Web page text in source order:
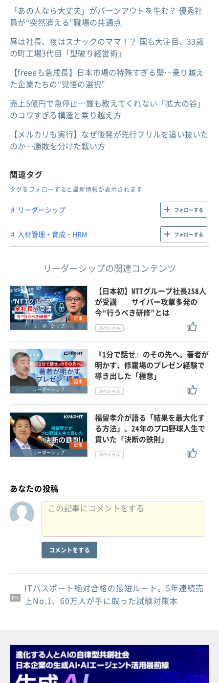
「あの人なら大丈夫」がバーンアウトを生む？ 優秀社
員が“突然消える”職場の共通点
昼は社長、夜はスナックのママ！？ 国も大注目、33歳
の町工場3代目「型破り経営術」
【freeeも急成長】日本市場の特殊すぎる壁…乗り越え
た企業たちの“覚悟の選択”
売上5億円で急停止…誰も教えてくれない「拡大の谷」
のコワすぎる構造と乗り越え方
【メルカリも実行】なぜ後発が先行フリルを追い抜いた
のか…勝敗を分けた戦い方
関連タグ
タグをフォローすると最新情報が表示されます
リーダーシップ フォローする
人材管理・育成・HRM フォローする
リーダーシップの関連コンテンツ
記事
リーダーシップ
【日本初】NTTグループ社長258人
が受講──サイバー攻撃多発の
今“行うべき研修”とは
記事
リーダーシップ
『1分で話せ』のその先へ。著者が
明かす、修羅場のプレゼン経験で
導き出した「極意」
記事
リーダーシップ
福留孝介が語る「結果を最大化す
る方法」、24年のプロ野球人生で
貫いた「決断の鉄則」
あなたの投稿
コメントをする
PR
PR
PR
ITパスポート絶対合格の最短ルート。5年連続売
上No.1、60万人が手に取った試験対策本